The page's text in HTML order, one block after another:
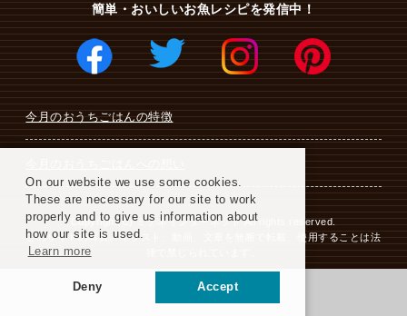
簡単・おいしいお魚レシピを発信中！
今月のおうちごはんの特徴
Copyright(C) ミテネインターネット All rights reserved.
このサイトの写真、イラスト、動画、文章を無断で転載、使用することは法
On our website we use some cookies.
These are necessary for our site to work
properly and to give us information about
how our site is used.
Learn more
Deny Accept